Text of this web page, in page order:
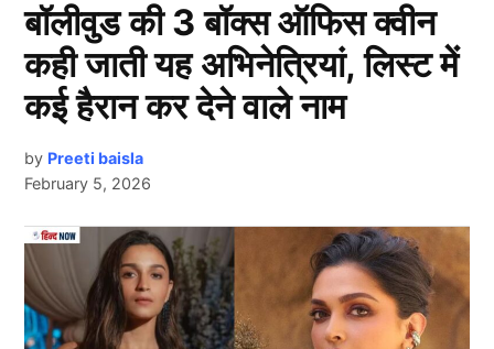
Shubman Gill
टॉस जीतकर इंग्लैंड के कप्तान ओली पॉप ने पहले गेंदबाज़ी का
Next Article
बॉलीवुड की 3 बॉक्स ऑफिस क्वीन
कही जाती यह अभिनेत्रियां, लिस्ट में
कई हैरान कर देने वाले नाम
by Preeti baisla
February 5, 2026